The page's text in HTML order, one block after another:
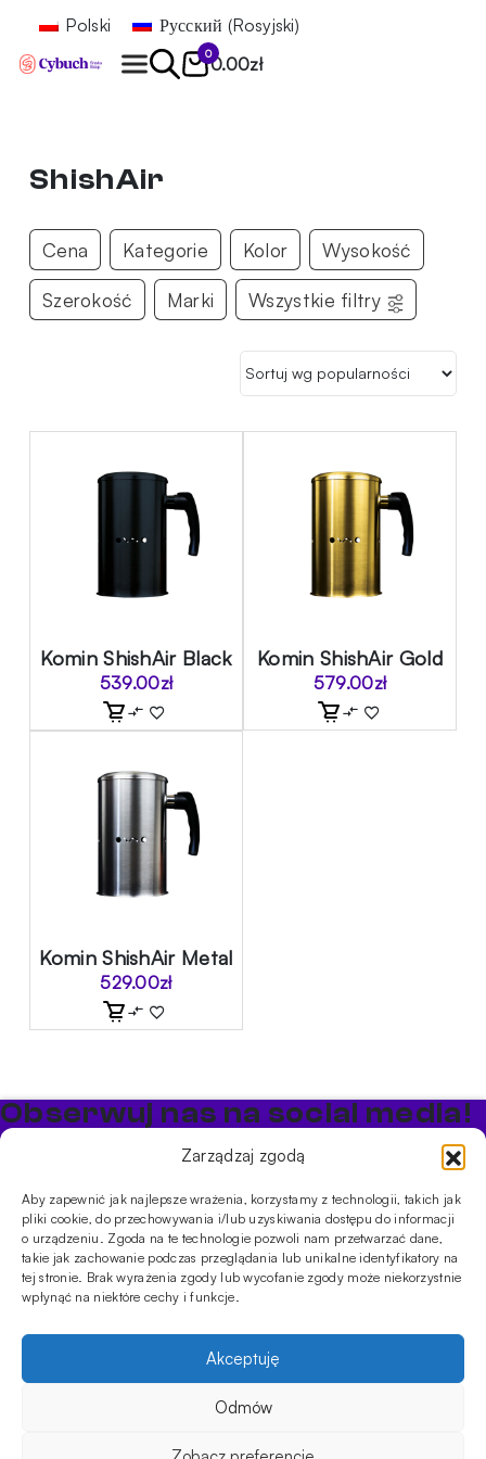
Zarządzaj zgodą
Aby zapewnić jak najlepsze wrażenia, korzystamy z technologii, takich jak
pliki cookie, do przechowywania i/lub uzyskiwania dostępu do informacji
o urządzeniu. Zgoda na te technologie pozwoli nam przetwarzać dane,
takie jak zachowanie podczas przeglądania lub unikalne identyfikatory na
tej stronie. Brak wyrażenia zgody lub wycofanie zgody może niekorzystnie
wpłynąć na niektóre cechy i funkcje.
Akceptuję
Odmów
Polski Русский (Rosyjski)
0
0.00zł
ShishAir
Cena Kategorie Kolor Wysokość
Szerokość Marki Wszystkie filtry
Komin ShishAir Black
539.00zł
Komin ShishAir Gold
579.00zł
Komin ShishAir Metal
529.00zł
Obserwuj nas na social media!
Bądź na bieżąco z promocjami i nowościami w sklepie
PRODUKTY
ShisheCybuchyTytonie Rozpalanie
INFORMACJE
prywatności
Usługi
Szkolenia Eventy